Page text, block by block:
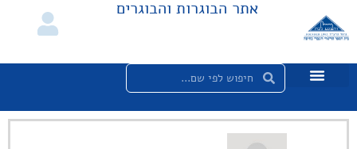
אתר הבוגרות והבוגרים